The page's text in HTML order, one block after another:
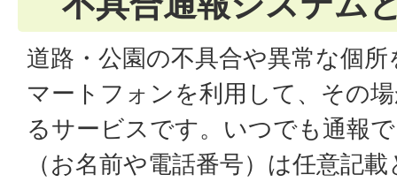
道路・公園の不具合や異常な個
マートフォンを利用して、その
るサービスです。いつでも通報
（お名前や電話番号）は任意記